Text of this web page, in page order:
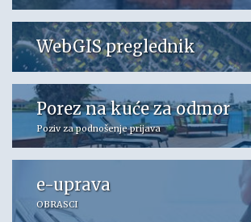
WebGIS preglednik
Porez na kuće za odmor
Poziv za podnošenje prijava
e-uprava
OBRASCI